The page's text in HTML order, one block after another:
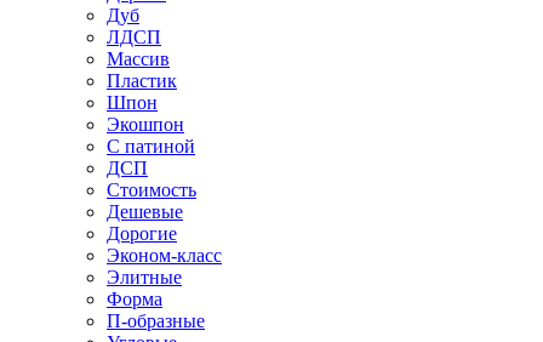
Дуб
ЛДСП
Массив
Пластик
Шпон
Экошпон
С патиной
ДСП
Стоимость
Дешевые
Дорогие
Эконом-класс
Элитные
Форма
П-образные